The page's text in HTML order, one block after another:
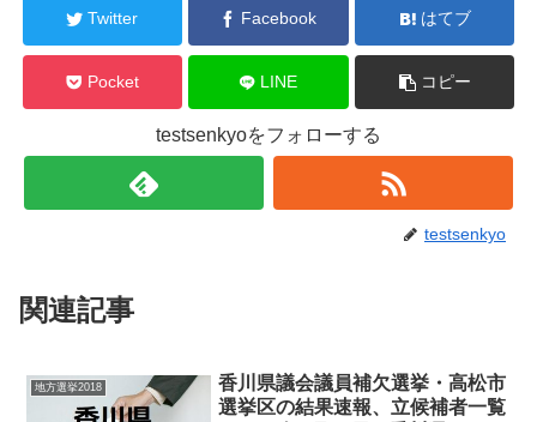
Twitter Facebook はてブ
Pocket LINE コピー
testsenkyoをフォローする
testsenkyo
関連記事
地方選挙2018
香川県議会議員補欠選挙・高松市
選挙区の結果速報、立候補者一覧